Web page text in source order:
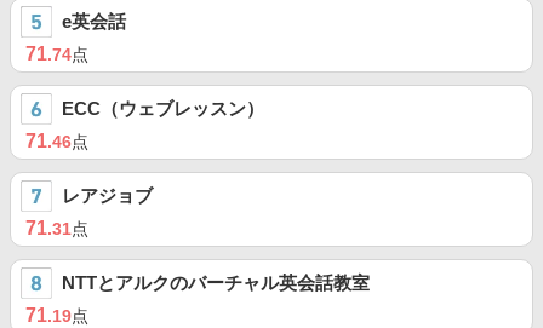
e英会話
71.74点
ECC（ウェブレッスン）
71.46点
レアジョブ
71.31点
NTTとアルクのバーチャル英会話教室
71.19点